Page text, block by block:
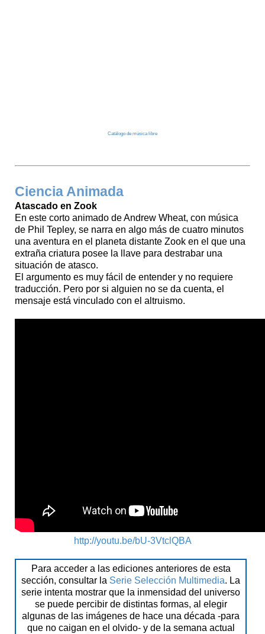
Catálogo de música libre
Ciencia Animada
Atascado en Zook
En este corto animado de Andrew Wheat, con música
de Phil Tepley, se narra en algo más de cuatro minutos
una aventura en el planeta distante Zook en el que una
extraña criatura posee la llave para destrabar una
situación de atasco.
El argumento es muy fácil de entender y no requiere
traducción. Pero por si alguien no se da cuenta, el
mensaje está vinculado con el altruismo.
http://youtu.be/bU-3VtclQBA
Para acceder a las ediciones anteriores de esta
sección, consultar la Serie Selección Multimedia. La
serie intenta mostrar que la inmensidad del universo
se puede percibir de distintas formas, al elegir
algunas de las imágenes de hace una década -para
que no caigan en el olvido- y de la semana actual